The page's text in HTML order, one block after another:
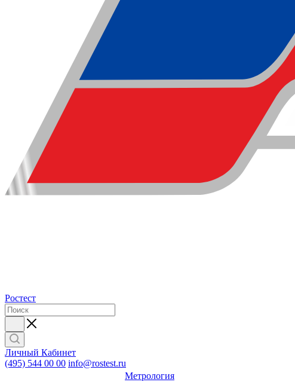
Ростест
Личный Кабинет
(495) 544 00 00 info@rostest.ru
Метрология